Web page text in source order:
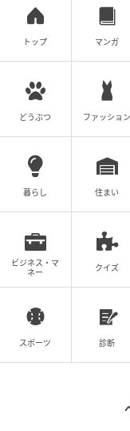
Guita Weddings
［イタリア・ミ
大聖堂広場は撮影
ある大聖堂広場、
トップ マンガ
どうぶつ ファッション
暮らし 住まい
ビジネス・マ
ネー
クイズ
スポーツ 診断